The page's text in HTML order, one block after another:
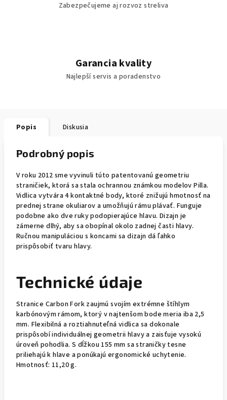
Zabezpečujeme aj rozvoz streliva
Garancia kvality
Najlepší servis a poradenstvo
Popis Diskusia
Podrobný popis
V roku 2012 sme vyvinuli túto patentovanú geometriu
straničiek, ktorá sa stala ochrannou známkou modelov Pilla.
Vidlica vytvára 4 kontaktné body, ktoré znižujú hmotnosť na
prednej strane okuliarov a umožňujú rámu plávať. Funguje
podobne ako dve ruky podopierajúce hlavu. Dizajn je
zámerne dlhý, aby sa obopínal okolo zadnej časti hlavy.
Ručnou manipuláciou s koncami sa dizajn dá ľahko
prispôsobiť tvaru hlavy.
Technické údaje
Stranice Carbon Fork zaujmú svojím extrémne štíhlym
karbónovým rámom, ktorý v najtenšom bode meria iba 2,5
mm. Flexibilná a roztiahnuteľná vidlica sa dokonale
prispôsobí individuálnej geometrii hlavy a zaisťuje vysokú
úroveň pohodlia. S dĺžkou 155 mm sa straničky tesne
priliehajú k hlave a ponúkajú ergonomické uchytenie.
Hmotnosť: 11,20 g.